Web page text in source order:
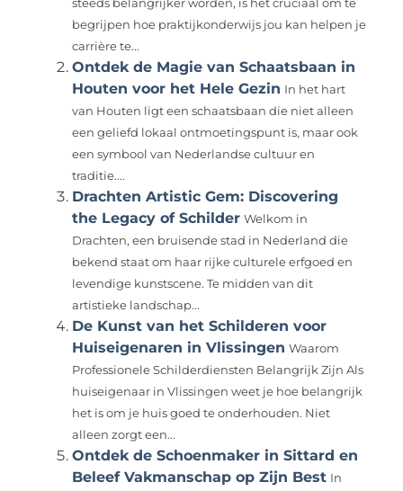
steeds belangrijker worden, is het cruciaal om te
begrijpen hoe praktijkonderwijs jou kan helpen je
carrière te...
Ontdek de Magie van Schaatsbaan in
Houten voor het Hele Gezin In het hart
van Houten ligt een schaatsbaan die niet alleen
een geliefd lokaal ontmoetingspunt is, maar ook
een symbool van Nederlandse cultuur en
traditie....
Drachten Artistic Gem: Discovering
the Legacy of Schilder Welkom in
Drachten, een bruisende stad in Nederland die
bekend staat om haar rijke culturele erfgoed en
levendige kunstscene. Te midden van dit
artistieke landschap...
De Kunst van het Schilderen voor
Huiseigenaren in Vlissingen Waarom
Professionele Schilderdiensten Belangrijk Zijn Als
huiseigenaar in Vlissingen weet je hoe belangrijk
het is om je huis goed te onderhouden. Niet
alleen zorgt een...
Ontdek de Schoenmaker in Sittard en
Beleef Vakmanschap op Zijn Best In